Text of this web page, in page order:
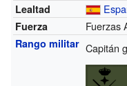
Lealtad
Fuerza Fuerzas
Rango militar Capitán